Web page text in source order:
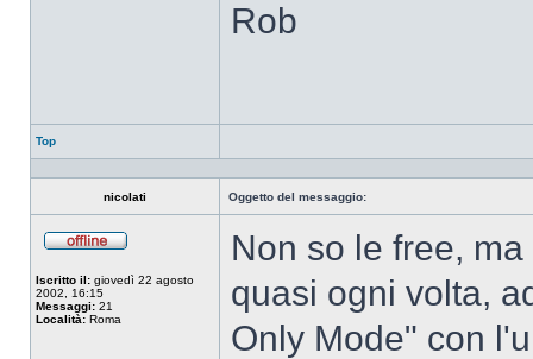
Rob
Top
nicolati Oggetto del messaggio:
Iscritto il: giovedì 22 agosto
2002, 16:15
Messaggi: 21
Località: Roma
Non so le free,
quasi ogni volta,
Only Mode" con